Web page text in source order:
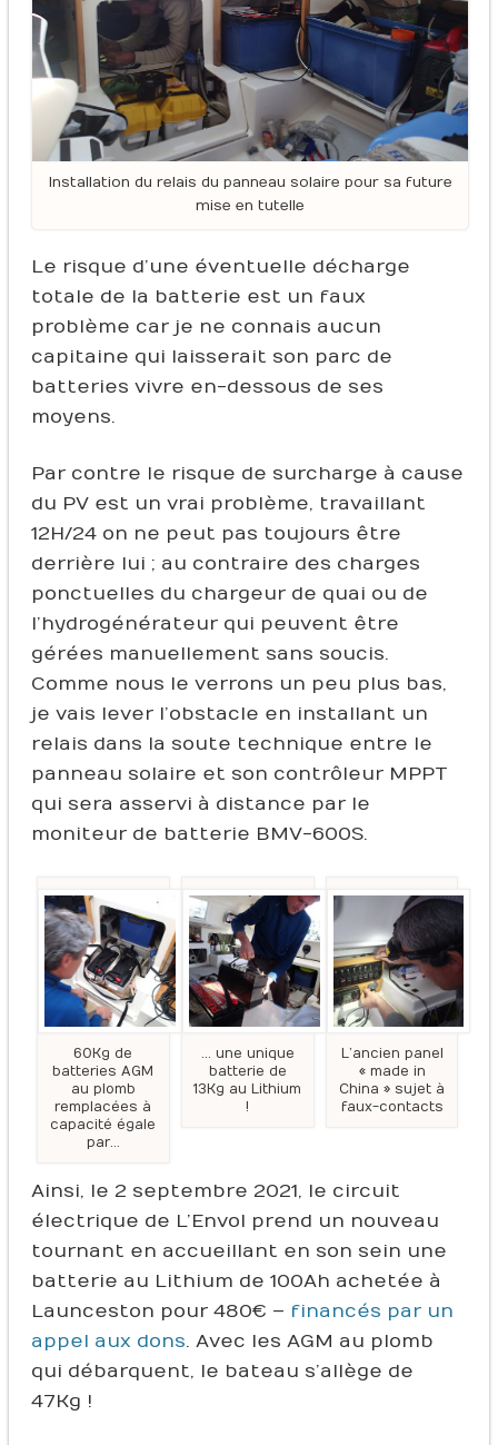
Installation du relais du panneau solaire pour sa future
mise en tutelle
Le risque d’une éventuelle décharge
totale de la batterie est un faux
problème car je ne connais aucun
capitaine qui laisserait son parc de
batteries vivre en-dessous de ses
moyens.
Par contre le risque de surcharge à cause
du PV est un vrai problème, travaillant
12H/24 on ne peut pas toujours être
derrière lui ; au contraire des charges
ponctuelles du chargeur de quai ou de
l’hydrogénérateur qui peuvent être
gérées manuellement sans soucis.
Comme nous le verrons un peu plus bas,
je vais lever l’obstacle en installant un
relais dans la soute technique entre le
panneau solaire et son contrôleur MPPT
qui sera asservi à distance par le
moniteur de batterie BMV-600S.
60Kg de
batteries AGM
au plomb
remplacées à
capacité égale
par…
… une unique
batterie de
13Kg au Lithium
!
L’ancien panel
« made in
China » sujet à
faux-contacts
Ainsi, le 2 septembre 2021, le circuit
électrique de L’Envol prend un nouveau
tournant en accueillant en son sein une
batterie au Lithium de 100Ah achetée à
Launceston pour 480€ – financés par un
appel aux dons. Avec les AGM au plomb
qui débarquent, le bateau s’allège de
47Kg !